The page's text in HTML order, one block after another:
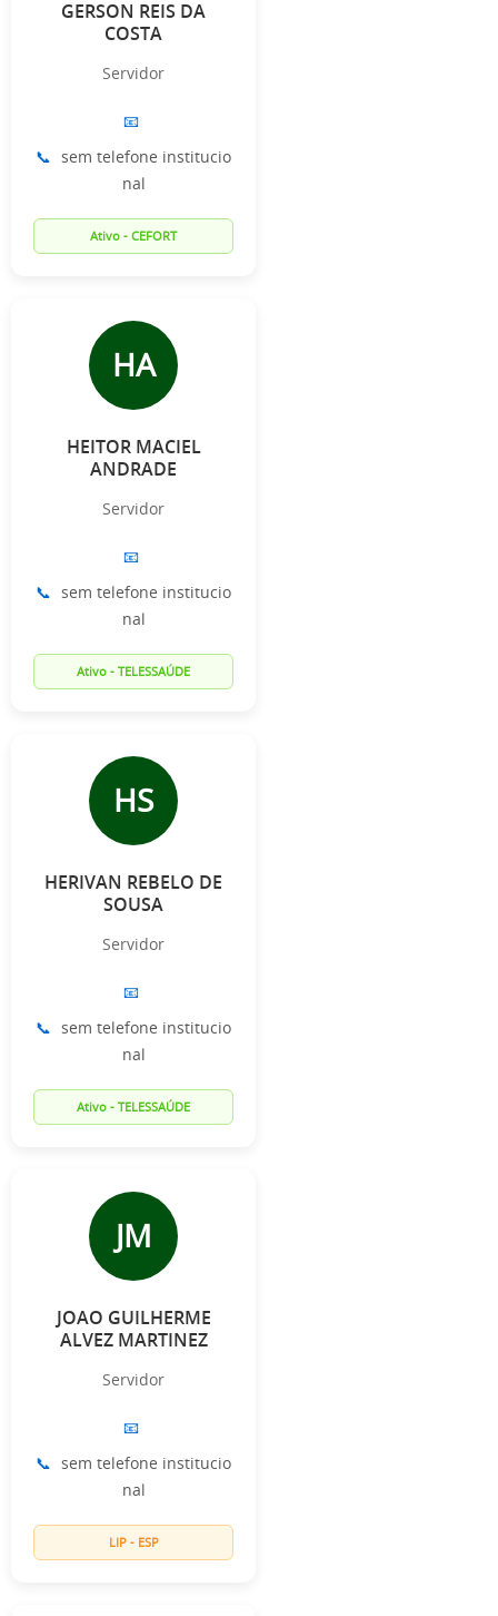
GERSON REIS DA
COSTA
Servidor
📧
📞 sem telefone institucio
nal
Ativo - CEFORT
HA
HEITOR MACIEL
ANDRADE
Servidor
📧
📞 sem telefone institucio
nal
Ativo - TELESSAÚDE
HS
HERIVAN REBELO DE
SOUSA
Servidor
📧
📞 sem telefone institucio
nal
Ativo - TELESSAÚDE
JM
JOAO GUILHERME
ALVEZ MARTINEZ
Servidor
📧
📞 sem telefone institucio
nal
LIP - ESP